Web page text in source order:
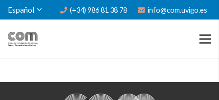
Español (+34) 986 81 38 78 info@com.uvigo.es